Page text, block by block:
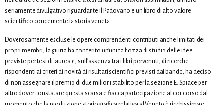
seriamente divulgativo riguardante il Padovano e un libro di alto valore
scientifico concernente la storia veneta.
Doverosamente escluse le opere comprendenti contributi anche limitati dei
propri membri, la giuria ha conferito un’unica bozza di studio delle idee
previste per tesi di laurea e, sull’assenza tra i libri pervenuti, di ricerche
rispondenti ai criteri di novità di risultati scientifici previsti dal bando, ha deciso
di non assegnare il premio di due milioni stabilito per la sezione E. Spiace per
altro dover constatare questa scarsa e fiacca partecipazione al concorso dal